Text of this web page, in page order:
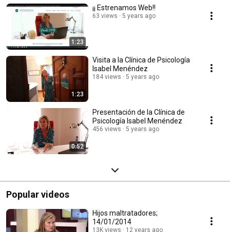
1:23
¡¡ Estrenamos Web!!
63 views 5 years ago
1:23
Visita a la Clínica de Psicología
Isabel Menéndez
184 views 5 years ago
0:52
Presentación de la Clínica de
Psicología Isabel Menéndez
456 views 5 years ago
Popular videos
Hijos maltratadores;
14/01/2014
13K views 12 years ago